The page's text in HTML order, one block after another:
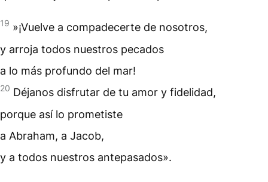
19 »¡Vuelve a compadecerte de nosotros,
y arroja todos nuestros pecados
a lo más profundo del mar!
20 Déjanos disfrutar de tu amor y fidelidad,
porque así lo prometiste
a Abraham, a Jacob,
y a todos nuestros antepasados».